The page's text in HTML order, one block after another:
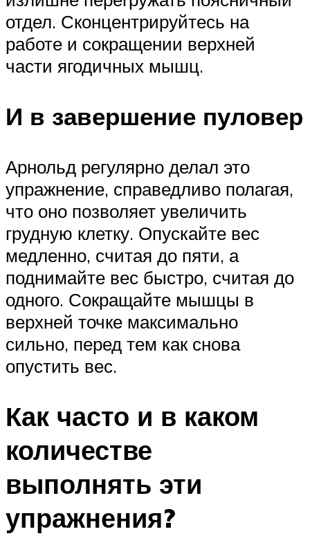
отдел. Сконцентрируйтесь на
работе и сокращении верхней
части ягодичных мышц.
И в завершение пуловер
Арнольд регулярно делал это
упражнение, справедливо полагая,
что оно позволяет увеличить
грудную клетку. Опускайте вес
медленно, считая до пяти, а
поднимайте вес быстро, считая до
одного. Сокращайте мышцы в
верхней точке максимально
сильно, перед тем как снова
опустить вес.
Как часто и в каком
количестве
выполнять эти
упражнения?